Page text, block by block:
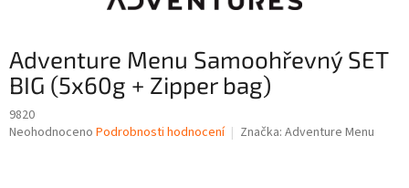
Adventure Menu Samoohřevný SET
BIG (5x60g + Zipper bag)
9820
Průměrné
Neohodnoceno Podrobnosti hodnocení Značka: Adventure Menu